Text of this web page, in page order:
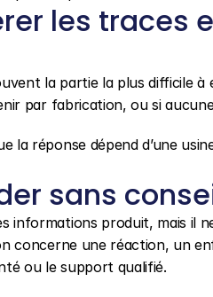
les traces
la partie la plus difficile
par fabrication, ou si
la réponse dépend d’une
sans
informations produit, mais il
concerne une réaction, un
ou le support qualifié.